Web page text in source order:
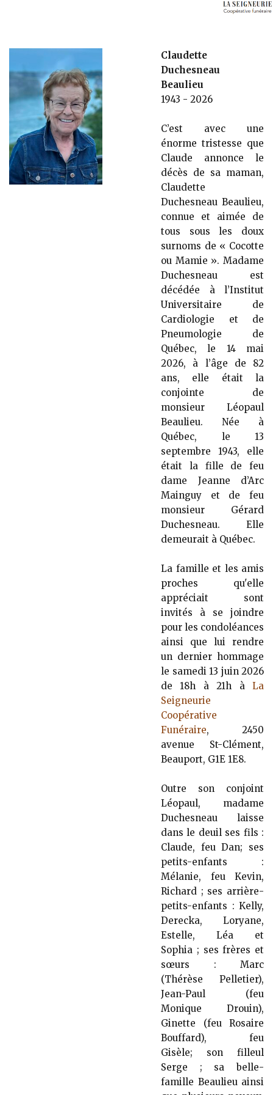
Claudette
Duchesneau
Beaulieu
1943 - 2026
C’est avec une
énorme tristesse que
Claude annonce le
décès de sa maman,
Claudette
Duchesneau Beaulieu,
connue et aimée de
tous sous les doux
surnoms de « Cocotte
ou Mamie ». Madame
Duchesneau est
décédée à l’Institut
Universitaire de
Cardiologie et de
Pneumologie de
Québec, le 14 mai
2026, à l’âge de 82
ans, elle était la
conjointe de
monsieur Léopaul
Beaulieu. Née à
Québec, le 13
septembre 1943, elle
était la fille de feu
dame Jeanne d’Arc
Mainguy et de feu
monsieur Gérard
Duchesneau. Elle
demeurait à Québec.
La famille et les amis
proches qu'elle
appréciait sont
invités à se joindre
pour les condoléances
ainsi que lui rendre
un dernier hommage
le samedi 13 juin 2026
de 18h à 21h à La
Seigneurie
Coopérative
Funéraire, 2450
avenue St-Clément,
Beauport, G1E 1E8.
Outre son conjoint
Léopaul, madame
Duchesneau laisse
dans le deuil ses fils :
Claude, feu Dan; ses
petits-enfants :
Mélanie, feu Kevin,
Richard ; ses arrière-
petits-enfants : Kelly,
Derecka, Loryane,
Estelle, Léa et
Sophia ; ses frères et
sœurs : Marc
(Thérèse Pelletier),
Jean-Paul (feu
Monique Drouin),
Ginette (feu Rosaire
Bouffard), feu
Gisèle; son filleul
Serge ; sa belle-
famille Beaulieu ainsi